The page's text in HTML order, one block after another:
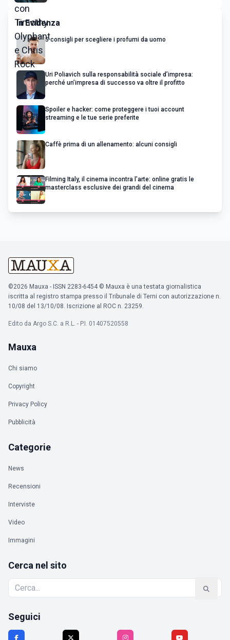
In Evidenza
5 consigli per scegliere i profumi da uomo
Uri Poliavich sulla responsabilità sociale d’impresa:
perché un’impresa di successo va oltre il profitto
Spoiler e hacker: come proteggere i tuoi account
streaming e le tue serie preferite
Caffè prima di un allenamento: alcuni consigli
Filming Italy, il cinema incontra l’arte: online gratis le
masterclass esclusive dei grandi del cinema
©2026 Mauxa - ISSN 2283-6454 © Mauxa è una testata giornalistica
iscritta al registro stampa presso il Tribunale di Terni con autorizzazione n.
10/08 del 13/10/08. Iscrizione al ROC n. 23259.
Edito da Argo S.C. a R.L. - P.I. 01407520558
Mauxa
Chi siamo
Copyright
Privacy Policy
Pubblicità
Categorie
News
Recensioni
Interviste
Video
Immagini
Cerca nel sito
Seguici